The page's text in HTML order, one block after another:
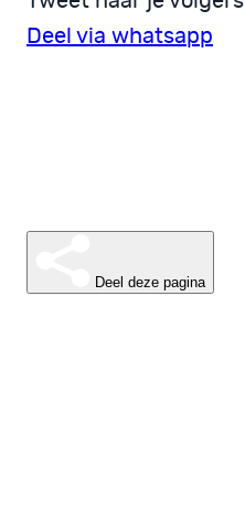
Deel via whatsapp
Deel deze pagina